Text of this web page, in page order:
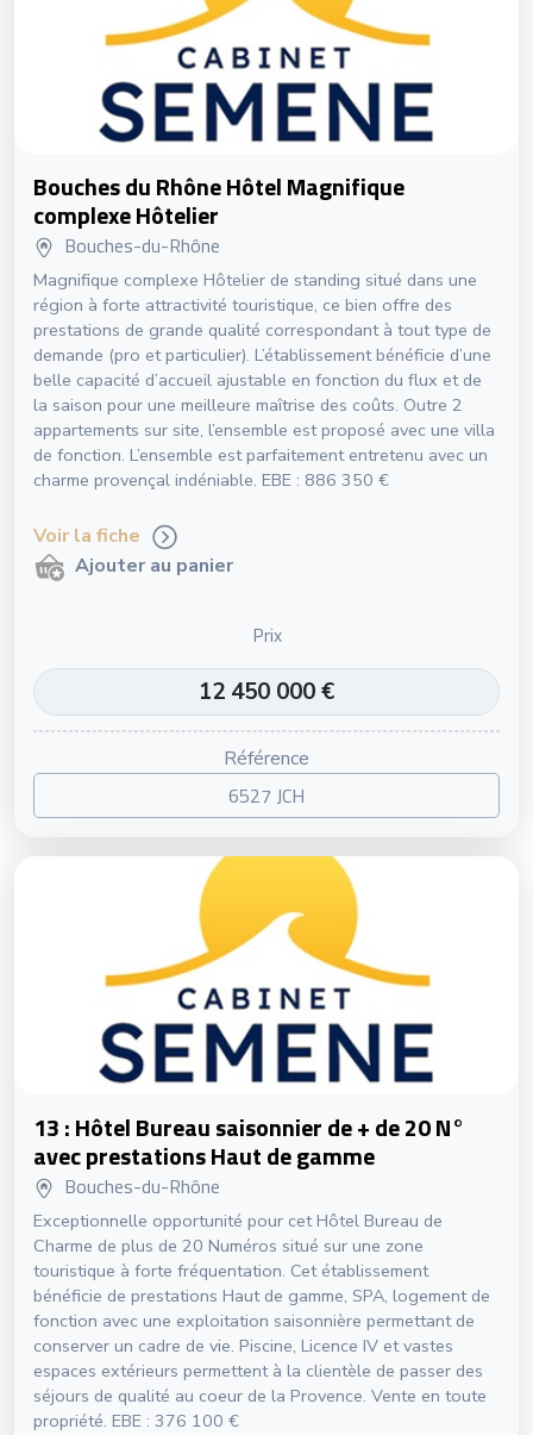
Bouches du Rhône Hôtel Magnifique
complexe Hôtelier
Bouches-du-Rhône
Magnifique complexe Hôtelier de standing situé dans une
région à forte attractivité touristique, ce bien offre des
prestations de grande qualité correspondant à tout type de
demande (pro et particulier). L’établissement bénéficie d’une
belle capacité d’accueil ajustable en fonction du flux et de
la saison pour une meilleure maîtrise des coûts. Outre 2
appartements sur site, l’ensemble est proposé avec une villa
de fonction. L’ensemble est parfaitement entretenu avec un
charme provençal indéniable. EBE : 886 350 €
Voir la fiche
Ajouter au panier
Prix
12 450 000 €
Référence
6527 JCH
13 : Hôtel Bureau saisonnier de + de 20 N°
avec prestations Haut de gamme
Bouches-du-Rhône
Exceptionnelle opportunité pour cet Hôtel Bureau de
Charme de plus de 20 Numéros situé sur une zone
touristique à forte fréquentation. Cet établissement
bénéficie de prestations Haut de gamme, SPA, logement de
fonction avec une exploitation saisonnière permettant de
conserver un cadre de vie. Piscine, Licence IV et vastes
espaces extérieurs permettent à la clientèle de passer des
séjours de qualité au coeur de la Provence. Vente en toute
propriété. EBE : 376 100 €